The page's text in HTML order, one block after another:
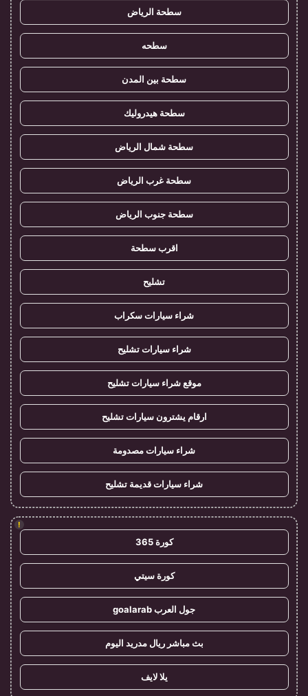
سطحة الرياض
سطحه
سطحة بين المدن
سطحة هيدروليك
سطحة شمال الرياض
سطحة غرب الرياض
سطحة جنوب الرياض
اقرب سطحة
تشليح
شراء سيارات سكراب
شراء سيارات تشليح
موقع شراء سيارات تشليح
ارقام يشترون سيارات تشليح
شراء سيارات مصدومة
شراء سيارات قديمة تشليح
!
كورة 365
كورة سيتي
جول العرب goalarab
بث مباشر ريال مدريد اليوم
يلا لايف